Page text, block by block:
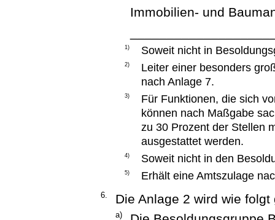
Immobilien- und
1) Soweit nicht in
2)
Leiter einer besonders
nach Anlage 7.
3)
Für Funktionen, die sich
können nach Maßgabe
zu 30 Prozent der Stellen
ausgestattet werden.
4) Soweit nicht in den
5) Erhält eine Amtszulage
6. Die Anlage 2 wird wie folgt
a)